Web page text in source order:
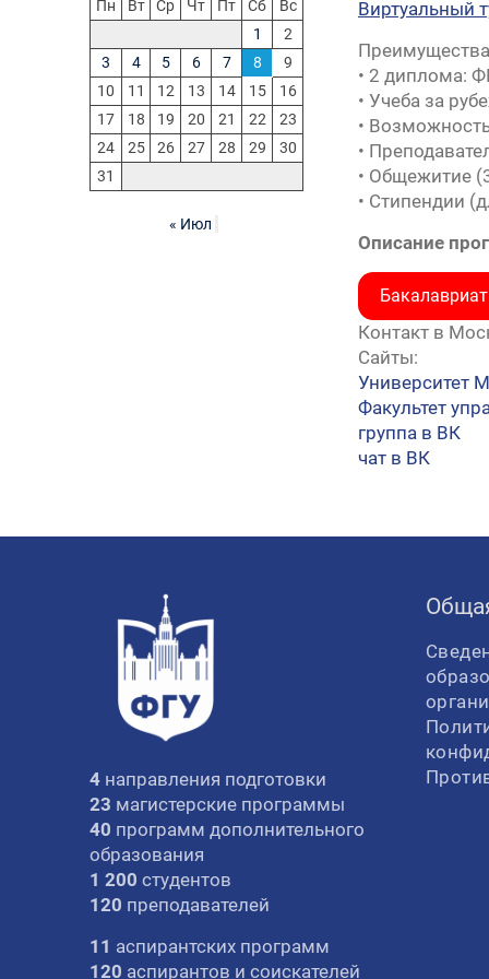
Виртуальный
• 2 диплома:
• Учеба за
•
•
• Общежитие
• Стипендии
Описание
Бакалавриат
Контакт в
Сайты:
Университет
Факультет
группа в ВК
чат в ВК
Пн
Вт Ср Чт Пт Сб
Вс
1
2
3
4 5 6 7 8
9
10
11 12 13 14 15
16
17
18 19 20 21 22
23
24
25 26 27 28 29
30
31
« Июл
4 направления подготовки
23 магистерские программы
40 программ дополнительного
образования
1 200 студентов
120 преподавателей
11 аспирантских программ
120 аспирантов и соискателей